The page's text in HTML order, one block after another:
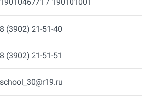
1901046771 / 190101001
8 (3902) 21-51-40
8 (3902) 21-51-51
school_30@r19.ru